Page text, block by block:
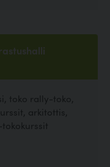
toko rally-toko,
arkitottis,